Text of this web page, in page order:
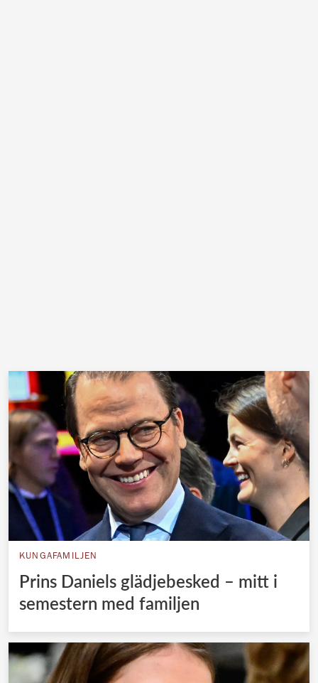
KUNGAFAMILJEN
Prins Daniels glädjebesked – mitt i
semestern med familjen